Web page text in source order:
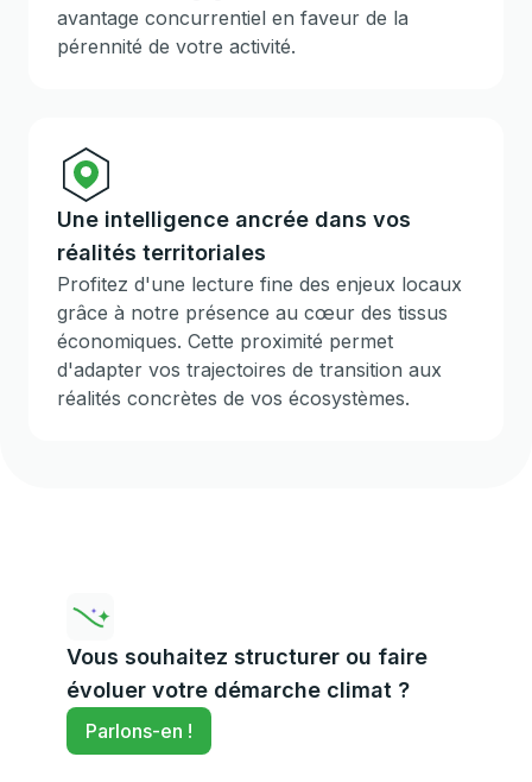
avantage concurrentiel en faveur de la
pérennité de votre activité.
Une intelligence ancrée dans vos
réalités territoriales
Profitez d'une lecture fine des enjeux locaux
grâce à notre présence au cœur des tissus
économiques. Cette proximité permet
d'adapter vos trajectoires de transition aux
réalités concrètes de vos écosystèmes.
Vous souhaitez structurer ou faire
évoluer votre démarche climat ?
Parlons-en !